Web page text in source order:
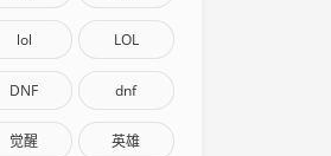
lol LOL
DNF dnf
觉醒 英雄